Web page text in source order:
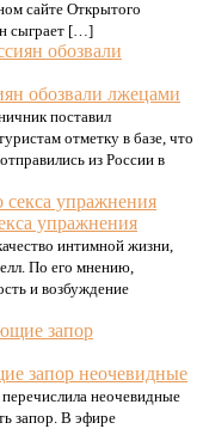
сайте Открытого
сыграет […]
обозвали лжецами
поставил
отметку в базе, что
из России в
упражнения
интимной жизни,
По его мнению,
и возбуждение
запор неочевидные
неочевидные
запор. В эфире